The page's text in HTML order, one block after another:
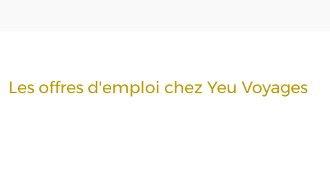
Les offres d'emploi chez Yeu Voyages